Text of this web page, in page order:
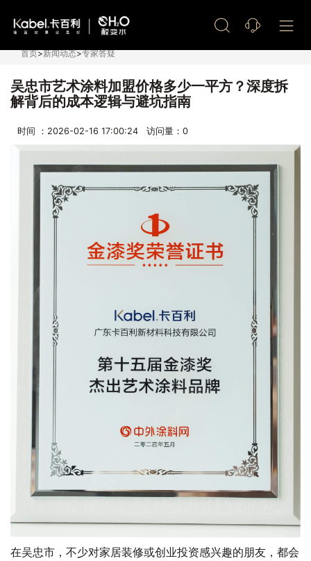
首页>新闻动态>专家答疑
吴忠市艺术涂料加盟价格多少一平方？深度拆
解背后的成本逻辑与避坑指南
时间 ：2026-02-16 17:00:24 访问量： 0
在吴忠市，不少对家居装修或创业投资感兴趣的朋友，都会